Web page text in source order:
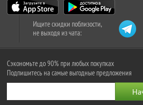
Ищите скидки поблизости,
не выходя из чата:
Сэкономьте до 90% при любых покупках
Подпишитесь на самые выгодные предложения